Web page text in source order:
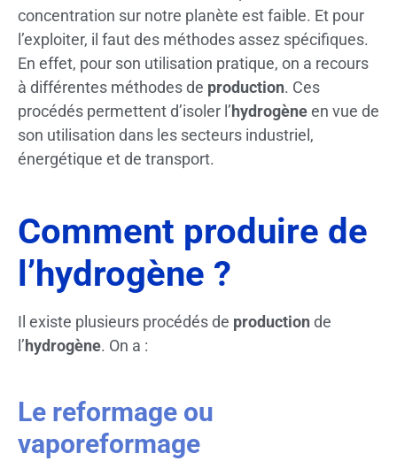
concentration sur notre planète est faible. Et pour
l’exploiter, il faut des méthodes assez spécifiques.
En effet, pour son utilisation pratique, on a recours
à différentes méthodes de production. Ces
procédés permettent d’isoler l’hydrogèneen vue de
son utilisation dans les secteurs industriel,
énergétique et de transport.
Comment produire de
l’hydrogène ?
Il existe plusieurs procédés de productionde
l’hydrogène. On a :
Le reformage ou
vaporeformage